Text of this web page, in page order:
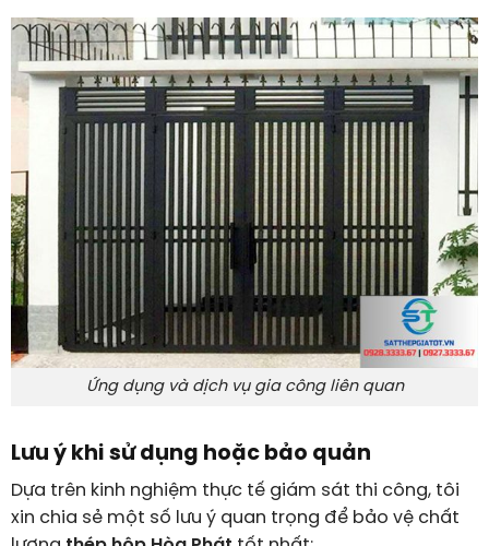
Ứng dụng và dịch vụ gia công liên quan
Lưu ý khi sử dụng hoặc bảo quản
Dựa trên kinh nghiệm thực tế giám sát thi công, tôi
xin chia sẻ một số lưu ý quan trọng để bảo vệ chất